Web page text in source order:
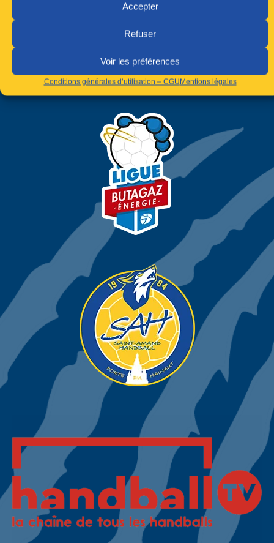
Accepter
Refuser
Voir les préférences
Conditions générales d’utilisation – CGUMentions légales
TECAR Indiba est utilisée principalement au cabinet[…]